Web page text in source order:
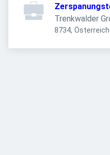
Trenkwalder
8734, Österreich